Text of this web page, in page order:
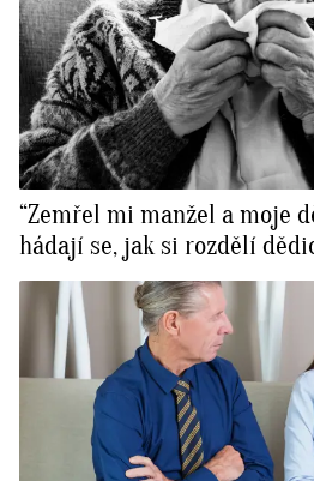
“Zemřel mi manžel a moje
hádají se, jak si rozdělí